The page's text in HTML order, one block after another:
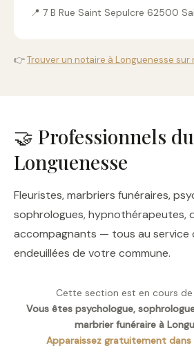
📍 7 B Rue Saint Sepulcre 62500
👉Trouver un notaire à Longuenesse
🤝 Professionnels
Longuenesse
Fleuristes, marbriers funéraires,
sophrologues, hypnothérapeutes,
accompagnants — tous au service
endeuillées de votre commune.
Cette section est en cours
Vous êtes psychologue,
marbrier funéraire à
Apparaissez gratuitement